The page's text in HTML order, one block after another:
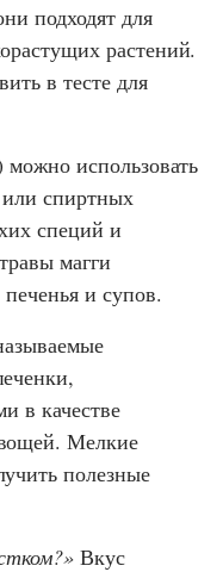
подходят для
растений.
в тесте для
можно использовать
или спиртных
специй и
магги
и супов.
в качестве
Мелкие
полезные
Вкус